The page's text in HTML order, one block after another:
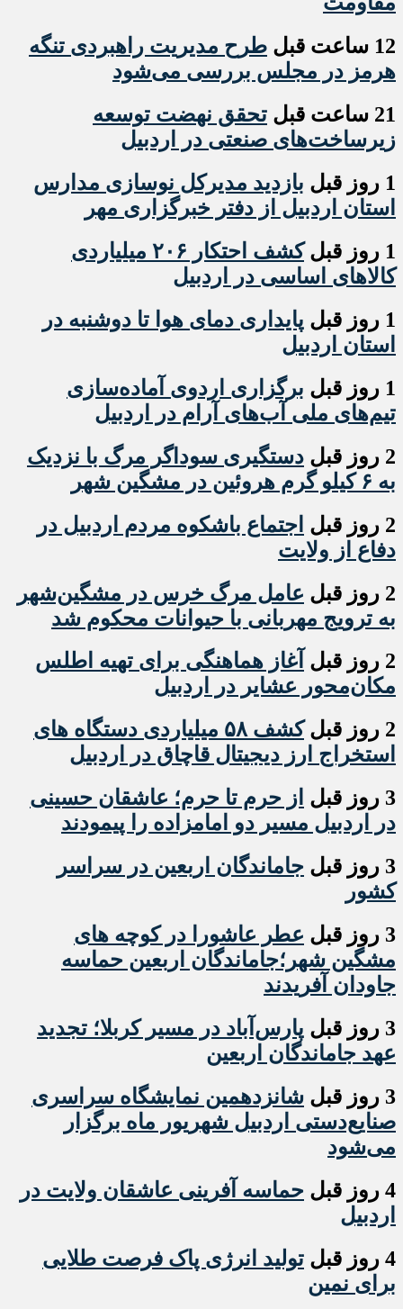
12 ساعت قبل
طرح مدیریت راهبردی تنگه
هرمز در مجلس بررسی می‌شود
21 ساعت قبل
تحقق نهضت توسعه
زیرساخت‌های صنعتی در اردبیل
1 روز قبل
بازدید مدیرکل نوسازی مدارس
استان اردبیل از دفتر خبرگزاری مهر
1 روز قبل
کشف احتکار ۲۰۶ میلیاردی
کالاهای اساسی در اردبیل
1 روز قبل
پایداری دمای هوا تا دوشنبه در
استان اردبیل
1 روز قبل
برگزاری اردوی آماده‌سازی
تیم‌های ملی آب‌های آرام در اردبیل
2 روز قبل
دستگیری سوداگر مرگ با نزدیک
به ۶ کیلو گرم هروئین در مشگین شهر
2 روز قبل
اجتماع باشکوه مردم اردبیل در
دفاع از ولایت
2 روز قبل
عامل مرگ خرس در مشگین‌شهر
به ترویج مهربانی با حیوانات محکوم شد
2 روز قبل
آغاز هماهنگی برای تهیه اطلس
مکان‌محور عشایر در اردبیل
2 روز قبل
کشف ۵۸ میلیاردی دستگاه های
استخراج ارز دیجیتال قاچاق در اردبیل
3 روز قبل
از حرم تا حرم؛ عاشقان حسینی
در اردبیل مسیر دو امامزاده را پیمودند
3 روز قبل
جاماندگان اربعین در سراسر
کشور
3 روز قبل
عطر عاشورا در کوچه های
مشگین شهر؛جاماندگان اربعین حماسه
جاودان آفریدند
3 روز قبل
پارس‌آباد در مسیر کربلا؛ تجدید
عهد جاماندگان اربعین
3 روز قبل
شانزدهمین نمایشگاه سراسری
صنایع‌دستی اردبیل شهریور ماه برگزار
می‌شود
4 روز قبل
حماسه آفرینی عاشقان ولایت در
اردبیل
4 روز قبل
تولید انرژی پاک فرصت طلایی
برای نمین